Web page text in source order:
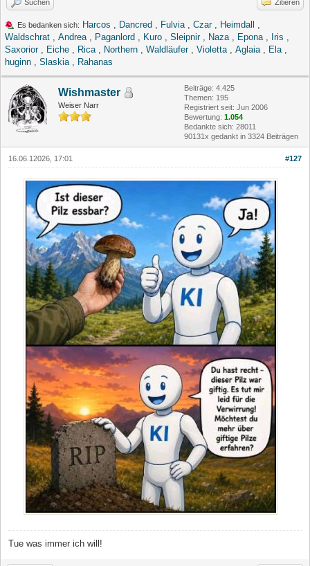
Suchen Zitieren
Es bedanken sich: Harcos , Dancred , Fulvia, Czar, Heimdall
,
Waldschrat , Andrea, Paganlord , Kuro , Sleipnir, Naza, Epona, Iris ,
Saxorior, Eiche , Rica, Northern , Waldläufer, Violetta, Aglaia, Ela,
huginn , Slaskia, Rahanas
Wishmaster
Weiser Narr
Beiträge: 4.425
Themen: 195
Registriert seit: Jun 2006
Bewertung: 1.054
Bedankte sich: 28011
90131x gedankt in 3324 Beiträgen
#127
16.06.12026, 17:01
Tue was immer ich will!